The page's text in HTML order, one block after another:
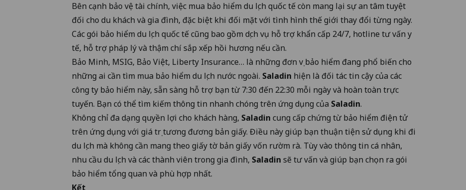
Bên cạnh bảo vệ tài chính, việc mua bảo hiểm du lịch quốc tế còn mang lại sự an tâm tuyệt
đối cho du khách và gia đình, đặc biệt khi đối mặt với tình hình thế giới thay đổi từng ngày.
Các gói bảo hiểm du lịch quốc tế cũng bao gồm dịch vụ hỗ trợ khẩn cấp 24/7, hotline tư vấn y
tế, hỗ trợ pháp lý và thậm chí sắp xếp hồi hương nếu cần.
Bảo Minh, MSIG, Bảo Việt, Liberty Insurance… là những đơn vị bảo hiểm đang phổ biến cho
những ai cần tìm mua bảo hiểm du lịch nước ngoài. Saladin hiện là đối tác tin cậy của các
công ty bảo hiểm này, sẵn sàng hỗ trợ bạn từ 7:30 đến 22:30 mỗi ngày và hoàn toàn trực
tuyến. Bạn có thể tìm kiếm thông tin nhanh chóng trên ứng dụng của Saladin.
Không chỉ đa dạng quyền lợi cho khách hàng, Saladin cung cấp chứng từ bảo hiểm điện tử
trên ứng dụng với giá trị tương đương bản giấy. Điều này giúp bạn thuận tiện sử dụng khi đi
du lịch mà không cần mang theo giấy tờ bản giấy vốn rườm rà. Tùy vào thông tin cá nhân,
nhu cầu du lịch và các thành viên trong gia đình, Saladin sẽ tư vấn và giúp bạn chọn ra gói
bảo hiểm tổng quan và phù hợp nhất.
Kết